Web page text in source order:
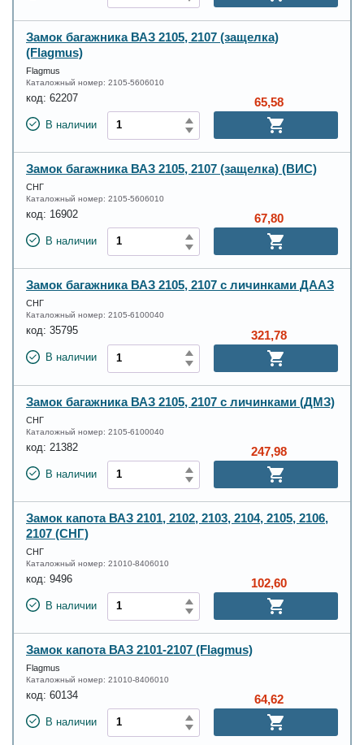
Замок багажника ВАЗ 2105, 2107 (защелка)
(Flagmus)
Flagmus
Каталожный номер: 2105-5606010
код: 62207
В наличии
65,58
Замок багажника ВАЗ 2105, 2107 (защелка) (ВИС)
СНГ
Каталожный номер: 2105-5606010
код: 16902
В наличии
67,80
Замок багажника ВАЗ 2105, 2107 с личинками ДААЗ
СНГ
Каталожный номер: 2105-6100040
код: 35795
В наличии
321,78
Замок багажника ВАЗ 2105, 2107 с личинками (ДМЗ)
СНГ
Каталожный номер: 2105-6100040
код: 21382
В наличии
247,98
Замок капота ВАЗ 2101, 2102, 2103, 2104, 2105, 2106,
2107 (СНГ)
СНГ
Каталожный номер: 21010-8406010
код: 9496
В наличии
102,60
Замок капота ВАЗ 2101-2107 (Flagmus)
Flagmus
Каталожный номер: 21010-8406010
код: 60134
В наличии
64,62